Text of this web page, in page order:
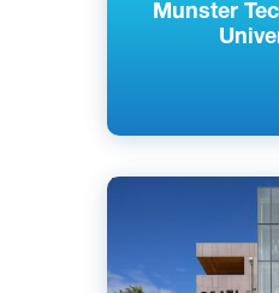
Munster
Английский
Государственный